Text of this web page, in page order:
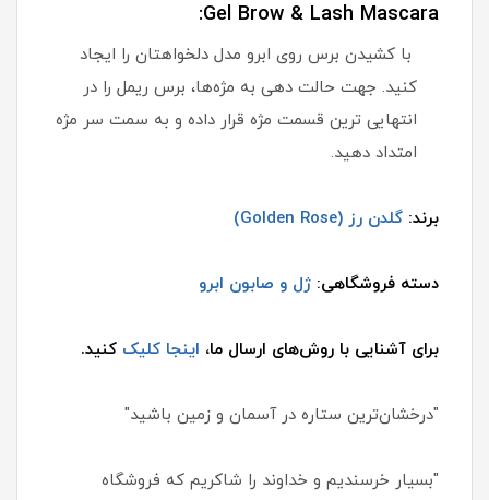
Gel Brow & Lash Mascara:
با کشیدن برس روی ابرو مدل دلخواهتان را ایجاد
کنید. جهت حالت دهی به مژه‌ها، برس ریمل را در
انتهایی ترین قسمت مژه قرار داده و به سمت سر مژه
امتداد دهید.
برند: گلدن رز (Golden Rose)
دسته فروشگاهی: ژل و صابون ابرو
برای آشنایی با روش‌های ارسال ما، اینجا کلیک کنید.
"درخشان‌ترین ستاره در آسمان و زمین باشید"
"بسیار خرسندیم و خداوند را شاکریم که فروشگاه